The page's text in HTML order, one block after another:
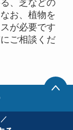
、芝などの
お、植物を
が必要です
ご相談くだ